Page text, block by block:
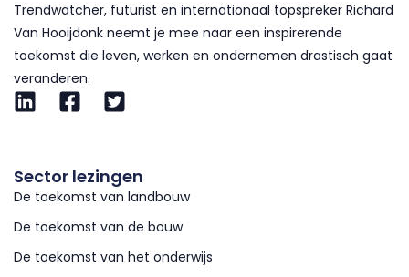
Sector lezingen
De toekomst van landbouw
De toekomst van de bouw
De toekomst van het onderwijs
Trendwatcher, futurist en internationaal topspreker Richard
Van Hooijdonk neemt je mee naar een inspirerende
toekomst die leven, werken en ondernemen drastisch gaat
veranderen.